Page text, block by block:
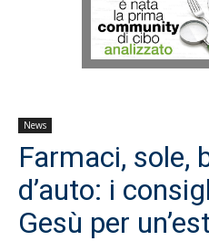
News
Farmaci, sole,
d’auto: i
Gesù per